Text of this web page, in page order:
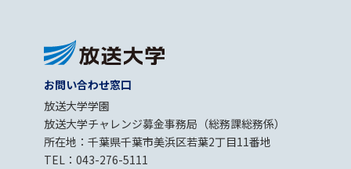
お問い合わせ窓口
放送大学学園
放送大学チャレンジ募金事務局（総務課総務係）
所在地：千葉県千葉市美浜区若葉2丁目11番地
TEL：043-276-5111